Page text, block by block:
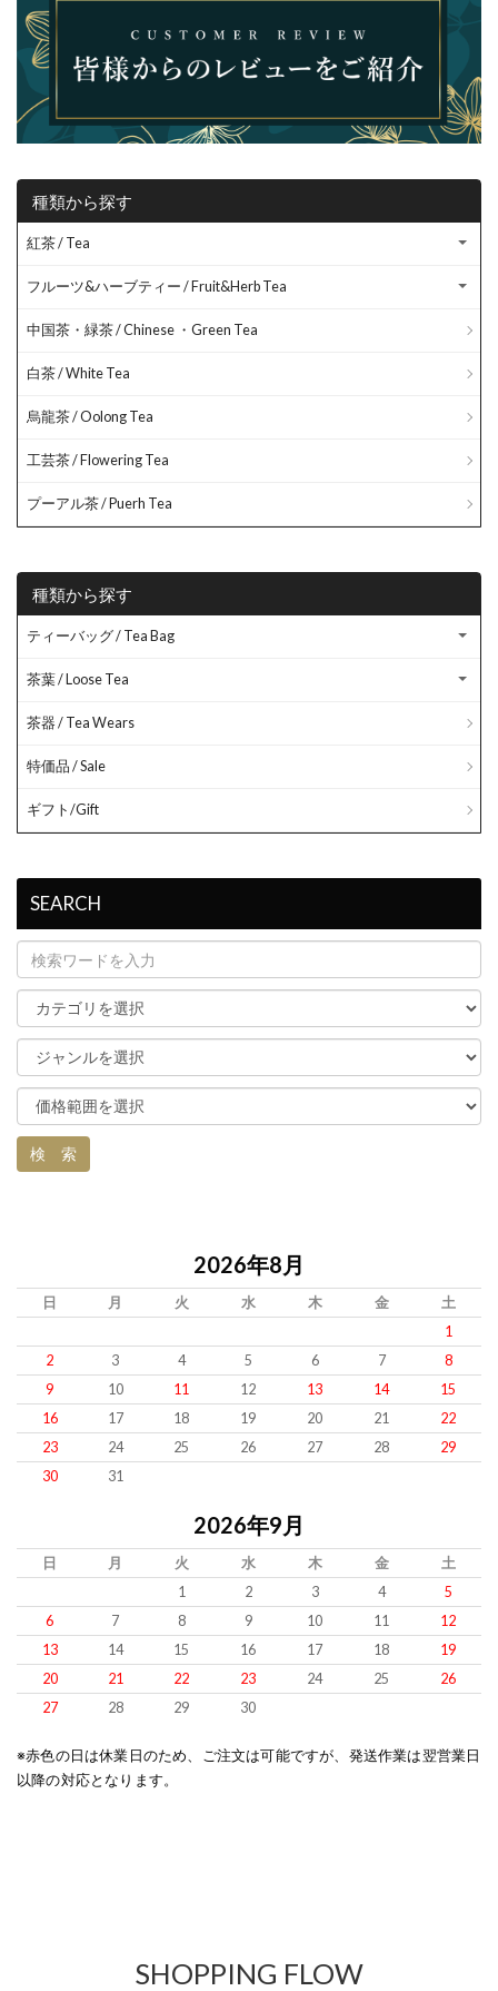
種類から探す
紅茶 / Tea
フルーツ&ハーブティー / Fruit&Herb Tea
中国茶・緑茶 / Chinese ・Green Tea
白茶 / White Tea
烏龍茶 / Oolong Tea
工芸茶 / Flowering Tea
プーアル茶 / Puerh Tea
種類から探す
ティーバッグ / Tea Bag
茶葉 / Loose Tea
茶器 / Tea Wears
特価品 / Sale
ギフト/Gift
SEARCH
2026年8月
日 月 火 水 木 金
土
1
2
3 4 5 6 7
8
9
10 11 12 13 14
15
16
17 18 19 20 21
22
23
24 25 26 27 28
29
30
31
2026年9月
日 月 火 水 木 金
土
1
2 3 4
5
6
7 8 9 10 11
12
13
14 15 16 17 18
19
20
21 22 23 24 25
26
27
28 29 30
※赤色の日は休業日のため、ご注文は可能ですが、発送作業は翌営業日
以降の対応となります。
SHOPPING FLOW